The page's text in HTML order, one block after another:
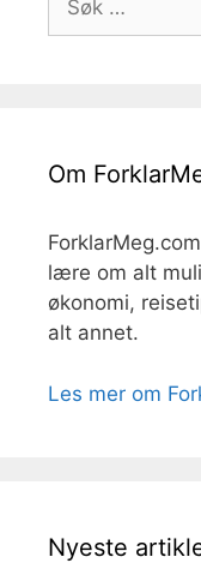
etter:
Om
lære om alt
økonomi,
alt annet.
Les mer om
Nyeste